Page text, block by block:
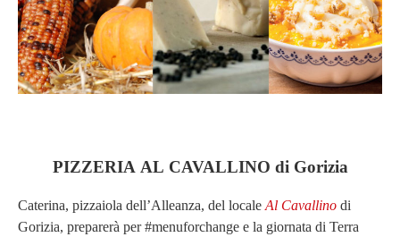
PIZZERIA AL CAVALLINO di Gorizia
Caterina, pizzaiola dell’Alleanza, del locale Al Cavallino di
Gorizia, preparerà per #menuforchange e la giornata di Terra